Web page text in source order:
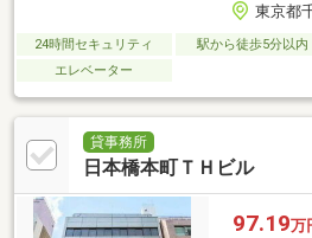
東京都
24時間セキュリティ 駅から徒歩5分以内
エレベーター
貸事務所
日本橋本町ＴＨビル
97.19万